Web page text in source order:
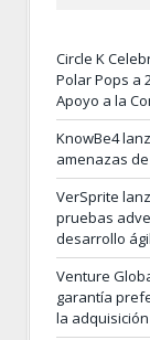
Circle K
Polar Pops a
Apoyo a la
KnowBe4
amenazas
VerSprite
pruebas
desarrollo
Venture
garantía
la